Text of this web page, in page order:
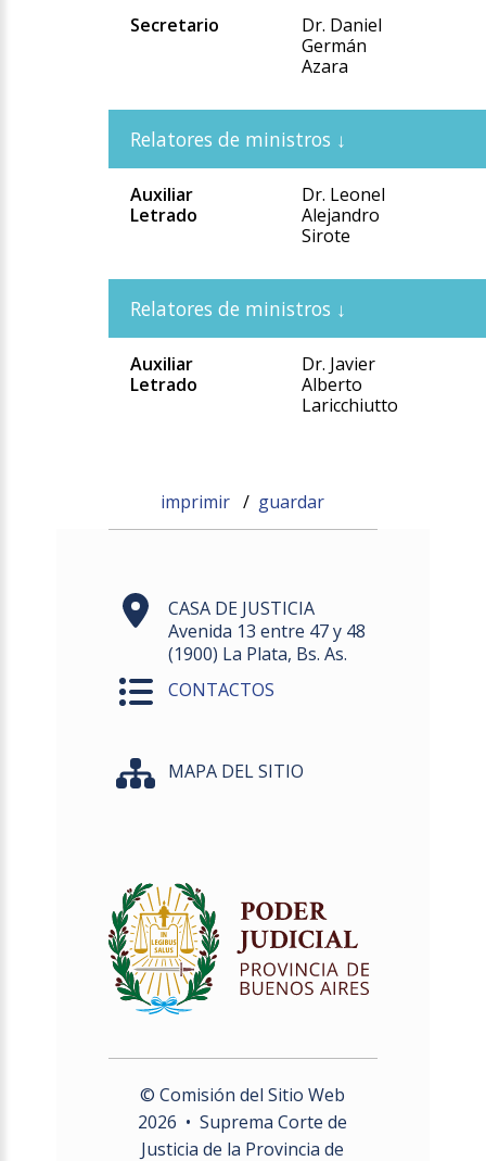
Secretario
Dr. Daniel
Germán
Azara
Auxiliar
Letrado
Dr. Leonel
Alejandro
Sirote
Auxiliar
Letrado
Dr. Javier
Alberto
Laricchiutto
imprimir / guardar
CASA DE JUSTICIA
Avenida 13 entre 47 y 48
(1900) La Plata, Bs. As.
CONTACTOS
MAPA DEL SITIO
© Comisión del Sitio Web
2026 • Suprema Corte de
Justicia de la Provincia de